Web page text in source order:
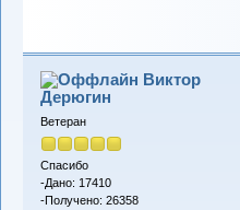
Виктор
Дерюгин
Ветеран
Спасибо
-Дано: 17410
-Получено: 26358